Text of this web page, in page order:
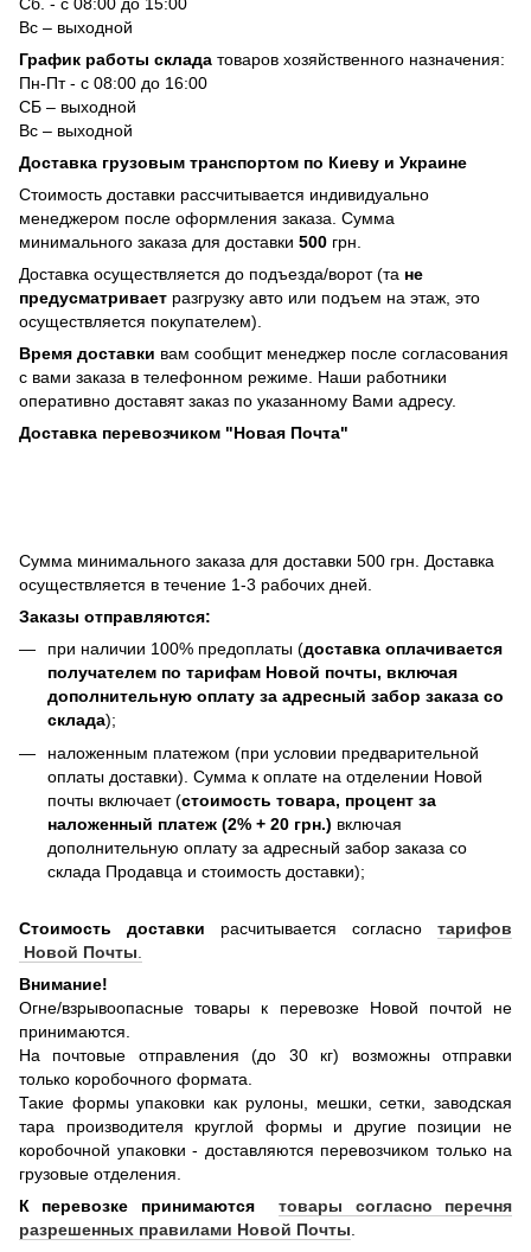
Вс – выходной
График работы склада товаров хозяйственного назначения:
Пн-Пт - с 08:00 до 16:00
СБ – выходной
Вс – выходной
Доставка грузовым транспортом по Киеву и Украине
Стоимость доставки рассчитывается индивидуально
менеджером после оформления заказа. Сумма
минимального заказа для доставки 500 грн.
Доставка осуществляется до подъезда/ворот (та не
предусматривает разгрузку авто или подъем на этаж, это
осуществляется покупателем).
Время доставки вам сообщит менеджер после согласования
с вами заказа в телефонном режиме. Наши работники
оперативно доставят заказ по указанному Вами адресу.
Доставка перевозчиком "Новая Почта"
Сумма минимального заказа для доставки 500 грн. Доставка
осуществляется в течение 1-3 рабочих дней.
Заказы отправляются:
при наличии 100% предоплаты (доставка оплачивается
получателем по тарифам Новой почты, включая
дополнительную оплату за адресный забор заказа со
склада);
наложенным платежом (при условии предварительной
оплаты доставки). Сумма к оплате на отделении Новой
почты включает (стоимость товара, процент за
наложенный платеж (2% + 20 грн.) включая
дополнительную оплату за адресный забор заказа со
склада Продавца и стоимость доставки);
Стоимость доставки расчитывается согласно тарифов
Новой Почты.
Внимание!
Огне/взрывоопасные товары к перевозке Новой почтой не
принимаются.
На почтовые отправления (до 30 кг) возможны отправки
только коробочного формата.
Такие формы упаковки как рулоны, мешки, сетки, заводская
тара производителя круглой формы и другие позиции не
коробочной упаковки - доставляются перевозчиком только на
грузовые отделения.
К перевозке принимаютсятовары согласно перечня
разрешенных правилами Новой Почты.